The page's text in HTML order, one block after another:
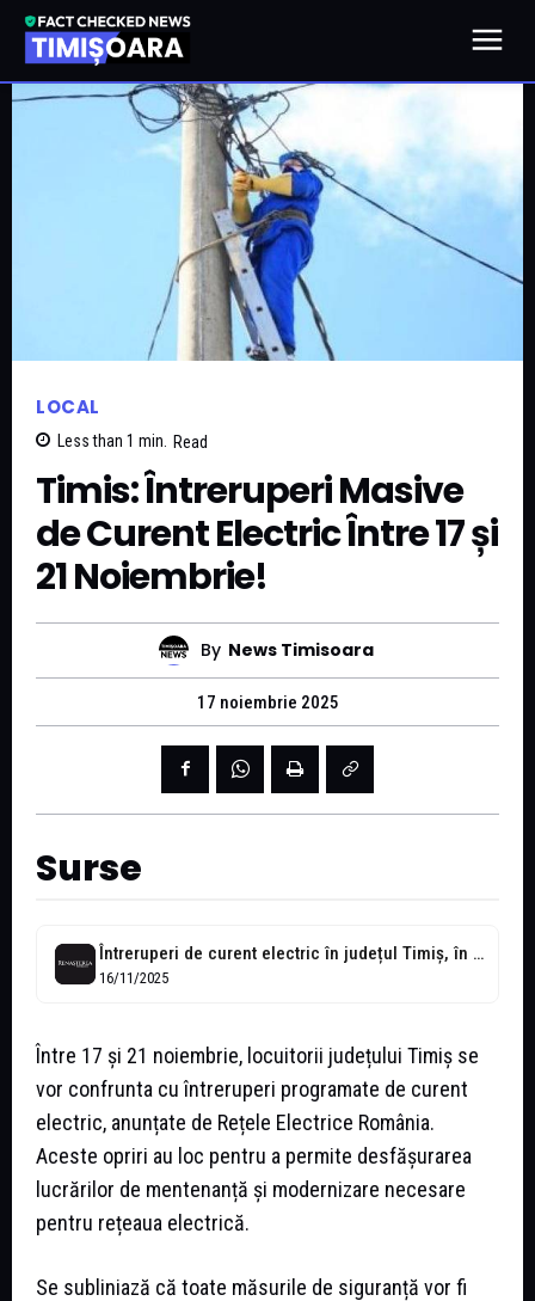
LOCAL
Less than 1 min. Read
Timis: Întreruperi Masive
de Curent Electric Între 17 și
21 Noiembrie!
By News Timisoara
17 noiembrie 2025
Surse
Întreruperi de curent electric în județul Timiș, în perioada 17 – 21...
16/11/2025
Între 17 și 21 noiembrie, locuitorii județului Timiș se
vor confrunta cu întreruperi programate de curent
electric, anunțate de Rețele Electrice România.
Aceste opriri au loc pentru a permite desfășurarea
lucrărilor de mentenanță și modernizare necesare
pentru rețeaua electrică.
Se subliniază că toate măsurile de siguranță vor fi